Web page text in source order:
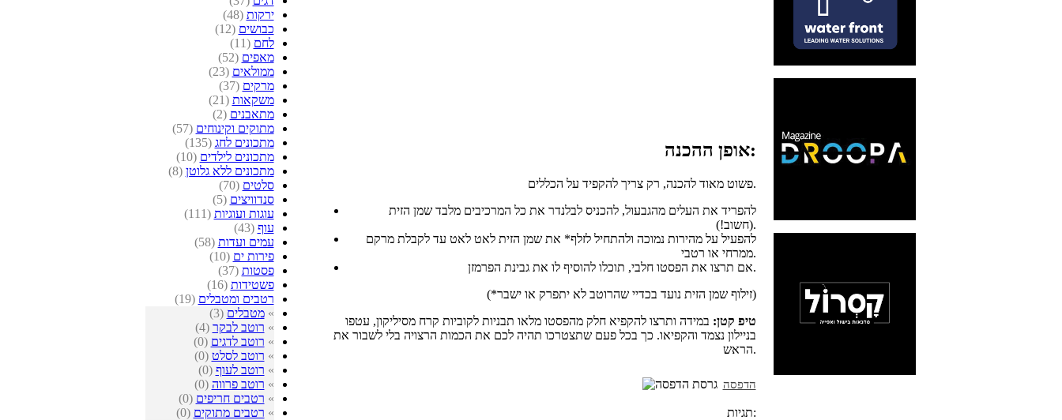
ירקות (48)
כבושים (12)
לחם (11)
מאפים (52)
ממולאים (23)
מרקים (37)
משקאות (21)
מתאבנים (2)
מתוקים וקינוחים (57)
מתכונים לחג (135)
מתכונים לילדים (10)
מתכונים ללא גלוטן (8)
סלטים (70)
סנדוויצים (5)
עוגות ועוגיות (111)
עוף (43)
עמים ועדות (58)
פירות ים (10)
פסטות (37)
פשטידות (16)
רטבים ומטבלים (19)
»מטבלים (3)
» רוטב לבקר (4)
» רוטב לדגים (0)
» רוטב לסלט (0)
» רוטב לעוף (0)
» רוטב פרווה (0)
» רטבים חריפים (0)
» רטבים מתוקים (0)
אופן ההכנה:
פשוט מאוד להכנה, רק צריך להקפיד על הכללים.
להפריד את העלים מהגבעול, להכניס לבלנדר את כל המרכיבים מלבד שמן הזית
(חשוב!).
להפעיל על מהירות נמוכה ולהתחיל לזלף* את שמן הזית לאט לאט עד לקבלת מרקם
ממרחי או רטבי.
אם תרצו את הפסטו חלבי, תוכלו להוסיף לו את גבינת הפרמזן.
(*זילוף שמן הזית נועד בכדיי שהרוטב לא יתפרק או ישבר)
טיפ קטן: במידה ותרצו להקפיא חלק מהפסטו מלאו תבניות לקוביות קרח מסיליקון, עטפו
בניילון נצמד והקפיאו. כך בכל פעם שתצטרכו תהיה לכם את הכמות הרצויה בלי לשבור את
הראש.
הדפסה
תגיות: